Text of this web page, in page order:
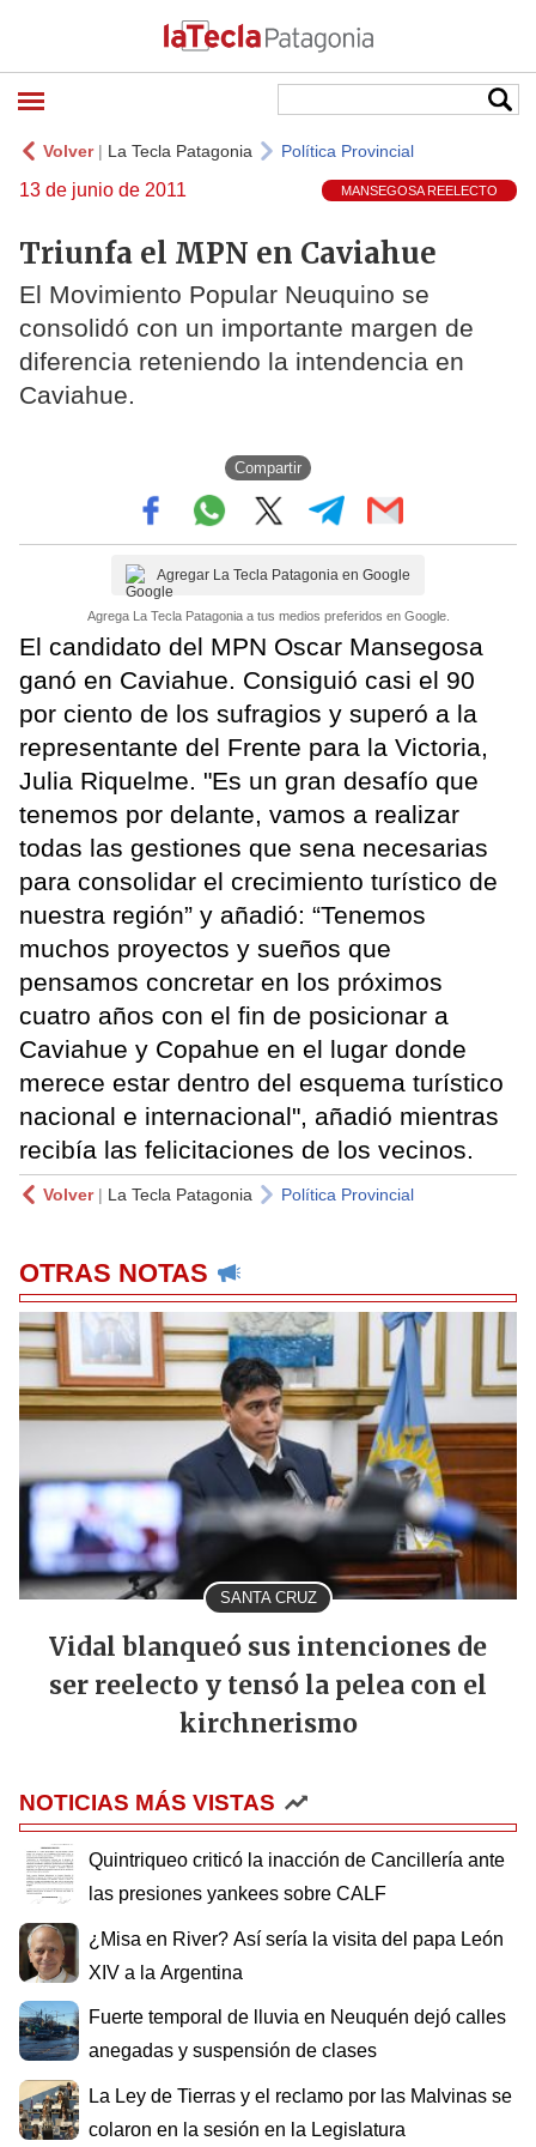
Volver| La Tecla Patagonia Política Provincial
13 de junio de 2011 MANSEGOSA REELECTO
Triunfa el MPN en Caviahue
El Movimiento Popular Neuquino se
consolidó con un importante margen de
diferencia reteniendo la intendencia en
Caviahue.
Compartir
Agregar La Tecla Patagonia en Google
Agrega La Tecla Patagonia a tus medios preferidos en Google.
El candidato del MPN Oscar Mansegosa
ganó en Caviahue. Consiguió casi el 90
por ciento de los sufragios y superó a la
representante del Frente para la Victoria,
Julia Riquelme. "Es un gran desafío que
tenemos por delante, vamos a realizar
todas las gestiones que sena necesarias
para consolidar el crecimiento turístico de
nuestra región” y añadió: “Tenemos
muchos proyectos y sueños que
pensamos concretar en los próximos
cuatro años con el fin de posicionar a
Caviahue y Copahue en el lugar donde
merece estar dentro del esquema turístico
nacional e internacional", añadió mientras
recibía las felicitaciones de los vecinos.
Volver| La Tecla Patagonia Política Provincial
OTRAS NOTAS
SANTA CRUZ
Vidal blanqueó sus intenciones de
ser reelecto y tensó la pelea con el
kirchnerismo
NOTICIAS MÁS VISTAS
Quintriqueo criticó la inacción de Cancillería ante
las presiones yankees sobre CALF
¿Misa en River? Así sería la visita del papa León
XIV a la Argentina
Fuerte temporal de lluvia en Neuquén dejó calles
anegadas y suspensión de clases
La Ley de Tierras y el reclamo por las Malvinas se
colaron en la sesión en la Legislatura